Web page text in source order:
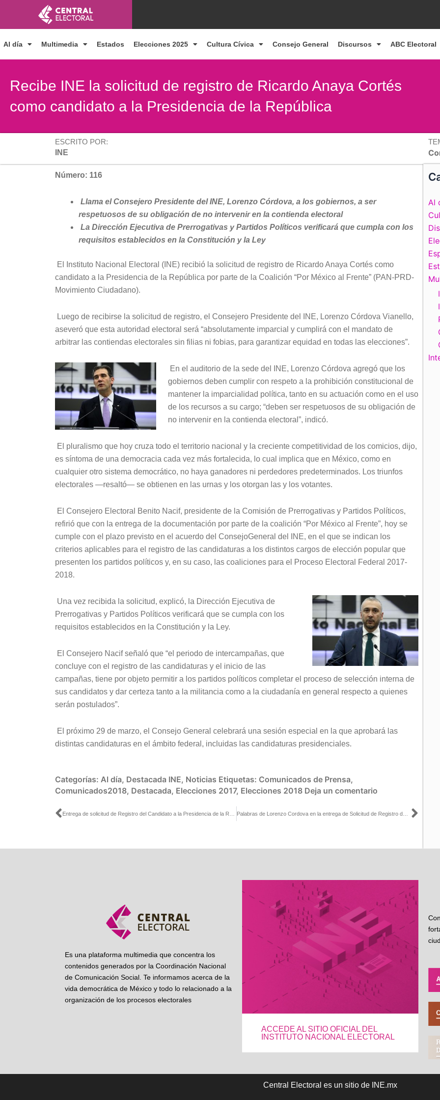
contenido
Al día Multimedia Estados Elecciones 2025 Cultura Cívica Consejo General Discursos ABC Electoral
Recibe INE la solicitud de registro de Ricardo Anaya Cortés
como candidato a la Presidencia de la República
ESCRITO POR:
INE
Número: 116
Llama el Consejero Presidente del INE, Lorenzo Córdova, a los gobiernos, a ser
respetuosos de su obligación de no intervenir en la contienda electoral
La Dirección Ejecutiva de Prerrogativas y Partidos Políticos verificará que cumpla con los
requisitos establecidos en la Constitución y la Ley
El Instituto Nacional Electoral (INE) recibió la solicitud de registro de Ricardo Anaya Cortés como
candidato a la Presidencia de la República por parte de la Coalición “Por México al Frente” (PAN-PRD-
Movimiento Ciudadano).
Luego de recibirse la solicitud de registro, el Consejero Presidente del INE, Lorenzo Córdova Vianello,
aseveró que esta autoridad electoral será “absolutamente imparcial y cumplirá con el mandato de
arbitrar las contiendas electorales sin filias ni fobias, para garantizar equidad en todas las elecciones”.
En el auditorio de la sede del INE, Lorenzo Córdova agregó que los
gobiernos deben cumplir con respeto a la prohibición constitucional de
mantener la imparcialidad política, tanto en su actuación como en el uso
de los recursos a su cargo; “deben ser respetuosos de su obligación de
no intervenir en la contienda electoral”, indicó.
El pluralismo que hoy cruza todo el territorio nacional y la creciente competitividad de los comicios, dijo,
es síntoma de una democracia cada vez más fortalecida, lo cual implica que en México, como en
cualquier otro sistema democrático, no haya ganadores ni perdedores predeterminados. Los triunfos
electorales —resaltó— se obtienen en las urnas y los otorgan las y los votantes.
El Consejero Electoral Benito Nacif, presidente de la Comisión de Prerrogativas y Partidos Políticos,
refirió que con la entrega de la documentación por parte de la coalición “Por México al Frente”, hoy se
cumple con el plazo previsto en el acuerdo del ConsejoGeneral del INE, en el que se indican los
criterios aplicables para el registro de las candidaturas a los distintos cargos de elección popular que
presenten los partidos políticos y, en su caso, las coaliciones para el Proceso Electoral Federal 2017-
2018.
Una vez recibida la solicitud, explicó, la Dirección Ejecutiva de
Prerrogativas y Partidos Políticos verificará que se cumpla con los
requisitos establecidos en la Constitución y la Ley.
El Consejero Nacif señaló que “el periodo de intercampañas, que
concluye con el registro de las candidaturas y el inicio de las
campañas, tiene por objeto permitir a los partidos políticos completar el proceso de selección interna de
sus candidatos y dar certeza tanto a la militancia como a la ciudadanía en general respecto a quienes
serán postulados”.
El próximo 29 de marzo, el Consejo General celebrará una sesión especial en la que aprobará las
distintas candidaturas en el ámbito federal, incluidas las candidaturas presidenciales.
Categorías: Al día, Destacada INE, Noticias Etiquetas: Comunicados de Prensa,
Comunicados2018, Destacada, Elecciones 2017, Elecciones 2018 Deja un comentario
Ant
Al
Es una plataforma multimedia que concentra los
contenidos generados por la Coordinación Nacional
de Comunicación Social. Te informamos acerca de la
vida democrática de México y todo lo relacionado a la
organización de los procesos electorales
ACCEDE AL SITIO OFICIAL DEL
INSTITUTO NACIONAL ELECTORAL
Central Electoral es un sitio de INE.mx